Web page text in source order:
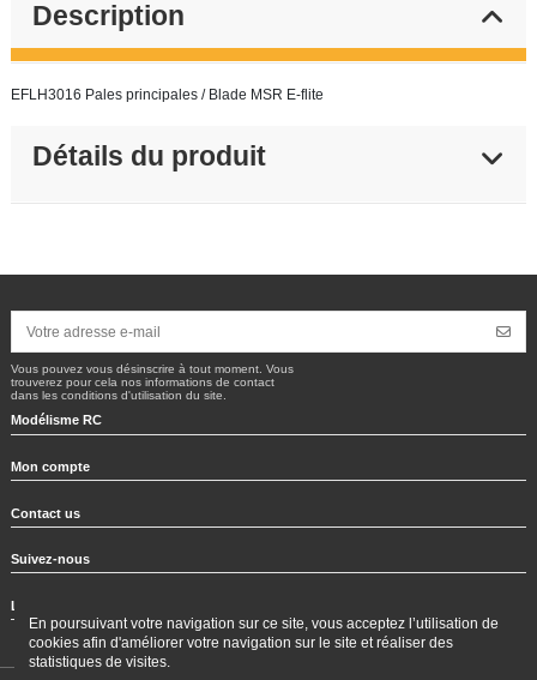
Description
EFLH3016 Pales principales / Blade MSR E-flite
Détails du produit
Vous pouvez vous désinscrire à tout moment. Vous
trouverez pour cela nos informations de contact
dans les conditions d'utilisation du site.
Modélisme RC
Mon compte
Contact us
Suivez-nous
Lettre d'information
En poursuivant votre navigation sur ce site, vous acceptez l’utilisation de
cookies afin d'améliorer votre navigation sur le site et réaliser des
statistiques de visites.